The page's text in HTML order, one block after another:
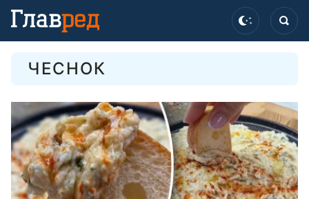
ЧЕСНОК